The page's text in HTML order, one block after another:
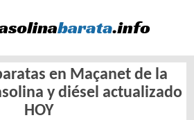
en Maçanet de la
y diésel actualizado
HOY